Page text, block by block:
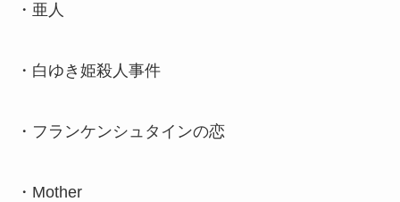
・亜人
・白ゆき姫殺人事件
・フランケンシュタインの恋
・Mother